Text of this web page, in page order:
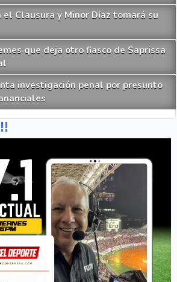
el Clausura y Minor Díaz tomará su
que deja otro fiasco de Saprissa
investigación penal por presunto